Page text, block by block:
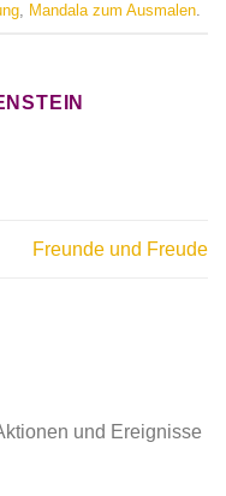
, Mandala zum Ausmalen.
Freunde und Freude
und Ereignisse